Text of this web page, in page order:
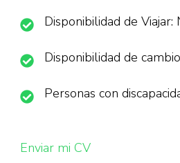
Disponibilidad de Viajar:
Disponibilidad de
Personas con
Enviar mi CV